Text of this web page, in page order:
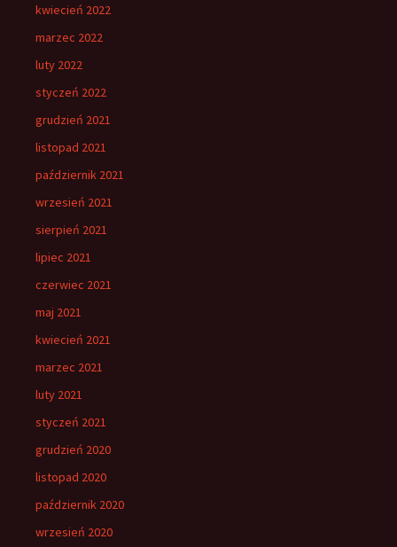
kwiecień 2022
marzec 2022
luty 2022
styczeń 2022
grudzień 2021
listopad 2021
październik 2021
wrzesień 2021
sierpień 2021
lipiec 2021
czerwiec 2021
maj 2021
kwiecień 2021
marzec 2021
luty 2021
styczeń 2021
grudzień 2020
listopad 2020
październik 2020
wrzesień 2020